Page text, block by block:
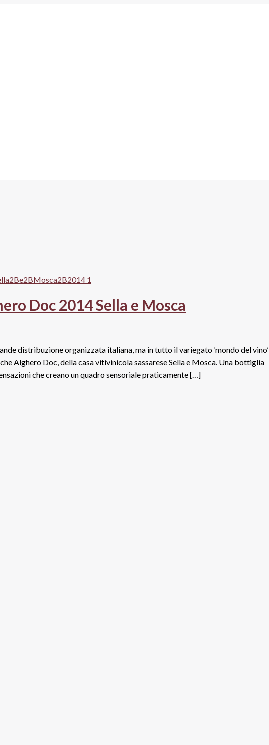
Doc 2014 Sella e Mosca
distribuzione organizzata italiana, ma in tutto il variegato ‘mondo del vino’
Alghero Doc, della casa vitivinicola sassarese Sella e Mosca. Una bottiglia
che creano un quadro sensoriale praticamente […]